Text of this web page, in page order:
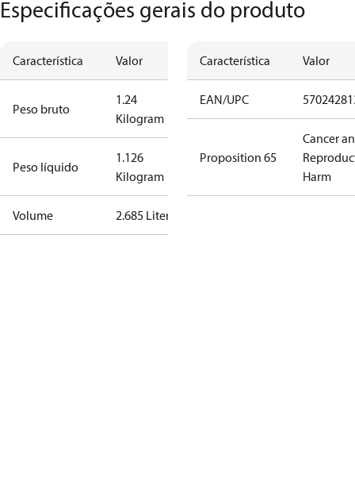
Especificações gerais do produto
Característica Valor
Peso bruto
1.24
Kilogram
Peso líquido
1.126
Kilogram
Volume 2.685 Liter
Característica Valor
EAN/UPC
Proposition 65
Cancer
Harm